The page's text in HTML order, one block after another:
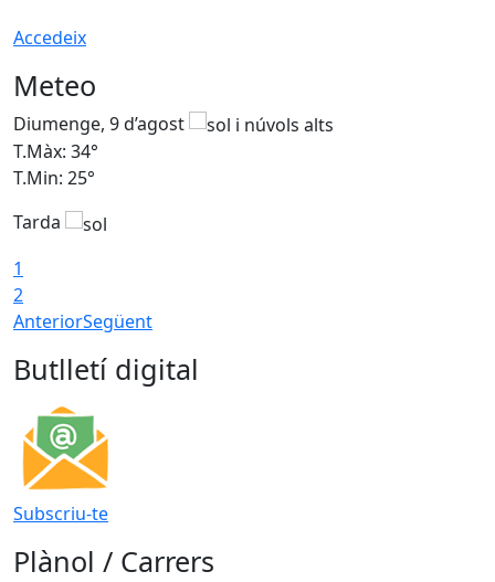
Accedeix
Meteo
Diumenge, 9 d’agost
T.Màx: 34°
T.Min: 25°
Tarda
1
2
AnteriorSegüent
Butlletí digital
Subscriu-te
Plànol / Carrers